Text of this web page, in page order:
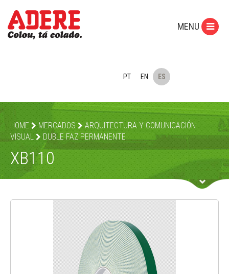
PT EN ES
MENU
HOME MERCADOS
ARQUITECTURA Y COMUNICACIÓN
VISUAL
DUBLE FAZ PERMANENTE
XB110